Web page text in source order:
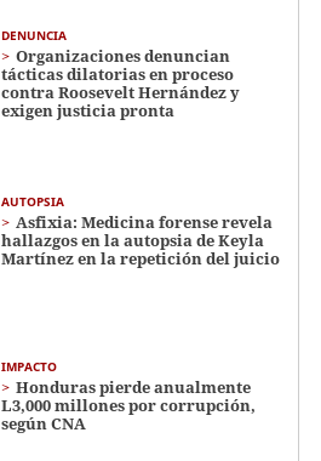
DENUNCIA
Organizaciones denuncian
tácticas dilatorias en proceso
contra Roosevelt Hernández y
exigen justicia pronta
AUTOPSIA
Asfixia: Medicina forense revela
hallazgos en la autopsia de Keyla
Martínez en la repetición del juicio
IMPACTO
Honduras pierde anualmente
L3,000 millones por corrupción,
según CNA